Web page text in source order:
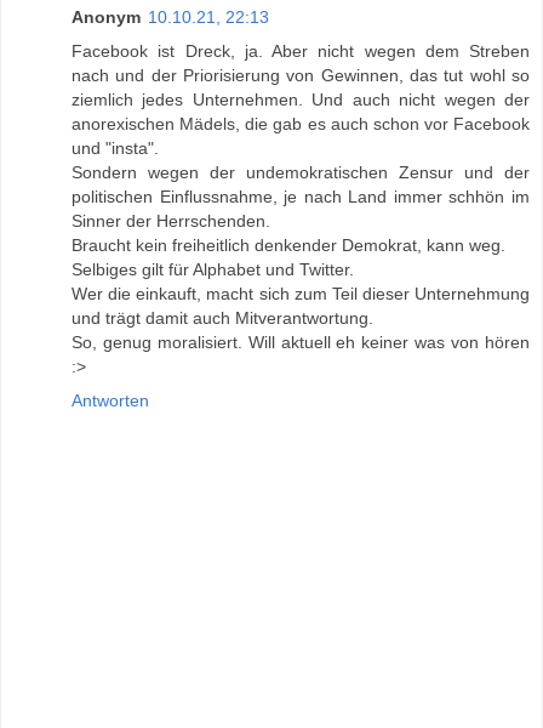
Anonym 10.10.21, 22:13
Facebook ist Dreck, ja. Aber nicht wegen dem Streben
nach und der Priorisierung von Gewinnen, das tut wohl so
ziemlich jedes Unternehmen. Und auch nicht wegen der
anorexischen Mädels, die gab es auch schon vor Facebook
und "insta".
Sondern wegen der undemokratischen Zensur und der
politischen Einflussnahme, je nach Land immer schhön im
Sinner der Herrschenden.
Braucht kein freiheitlich denkender Demokrat, kann weg.
Selbiges gilt für Alphabet und Twitter.
Wer die einkauft, macht sich zum Teil dieser Unternehmung
und trägt damit auch Mitverantwortung.
So, genug moralisiert. Will aktuell eh keiner was von hören
:>
Antworten